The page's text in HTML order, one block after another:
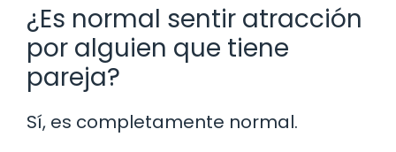
¿Es normal sentir atracción
por alguien que tiene
pareja?
Sí, es completamente normal.